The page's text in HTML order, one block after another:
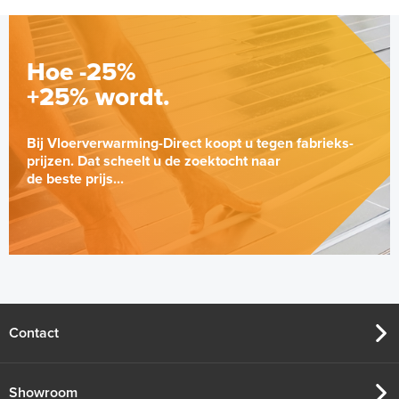
Hoe -25%
+25% wordt.
Bij Vloerverwarming-Direct koopt u tegen fabrieks-
prijzen. Dat scheelt u de zoektocht naar
de beste prijs...
Contact
Showroom